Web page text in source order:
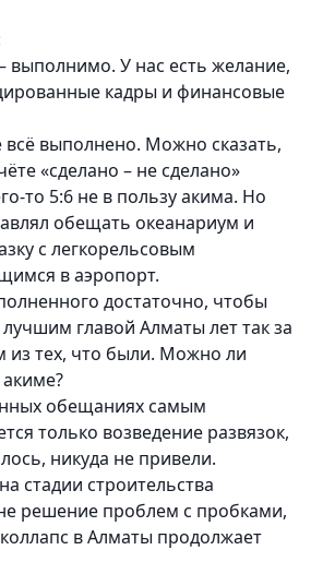
выполнимо. У нас есть желание,
кадры и финансовые
выполнено. Можно сказать,
«сделано – не сделано»
то 5:6 не в пользу акима. Но
обещать океанариум и
с легкорельсовым
в аэропорт.
достаточно, чтобы
главой Алматы лет так за
из тех, что были. Можно ли
обещаниях самым
только возведение развязок,
никуда не привели.
стадии строительства
решение проблем с пробками,
в Алматы продолжает